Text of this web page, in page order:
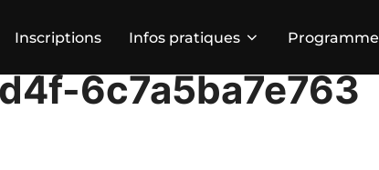
Inscriptions Infos pratiques Programme
6c7a5ba7e763